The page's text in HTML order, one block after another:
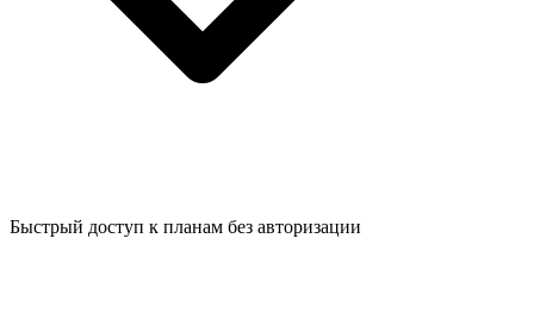
Быстрый доступ к планам без авторизации